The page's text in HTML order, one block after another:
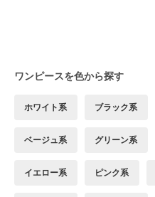
ワンピースを色から探す
ホワイト系 ブラック系
ベージュ系 グリーン系
イエロー系 ピンク系